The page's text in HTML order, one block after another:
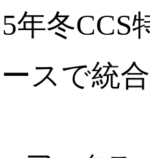
年冬
スで統